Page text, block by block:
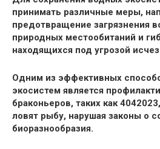
принимать различные меры,
предотвращение загрязнения
природных местообитаний и
находящихся под угрозой
Одним из эффективных
экосистем является
браконьеров, таких как
ловят рыбу, нарушая законы о
биоразнообразия.